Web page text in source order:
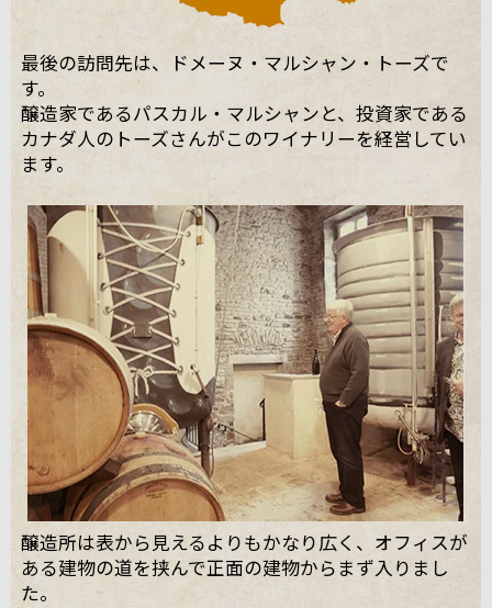
最後の訪問先は、ドメーヌ・マルシャン・トーズで
す。
醸造家であるパスカル・マルシャンと、投資家である
カナダ人のトーズさんがこのワイナリーを経営してい
ます。
醸造所は表から見えるよりもかなり広く、オフィスが
ある建物の道を挟んで正面の建物からまず入りまし
た。